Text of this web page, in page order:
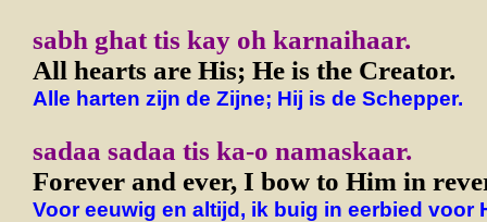
sabh ghat tis kay oh karnaihaar.
All hearts are His; He is the Creator.
Alle harten zijn de Zijne; Hij is de Schepper.
sadaa sadaa tis ka-o namaskaar.
Forever and ever, I bow to Him in
Voor eeuwig en altijd, ik buig in eerbied voor